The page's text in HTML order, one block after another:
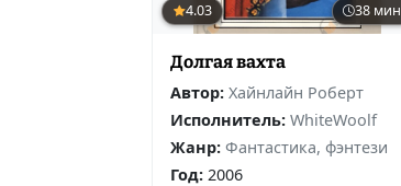
4.03 38 мин
Долгая вахта
Автор: Хайнлайн Роберт
Исполнитель: WhiteWoolf
Жанр: Фантастика, фэнтези
Год: 2006